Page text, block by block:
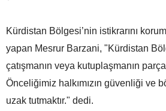
Kürdistan Bölgesi’nin istikrarını
yapan Mesrur Barzani, "Kürdistan
çatışmanın veya kutuplaşmanın
Önceliğimiz halkımızın güvenliği ve
uzak tutmaktır." dedi.